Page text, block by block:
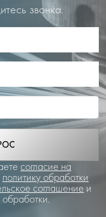
звонка.
согласие на
политику обработки
соглашение и